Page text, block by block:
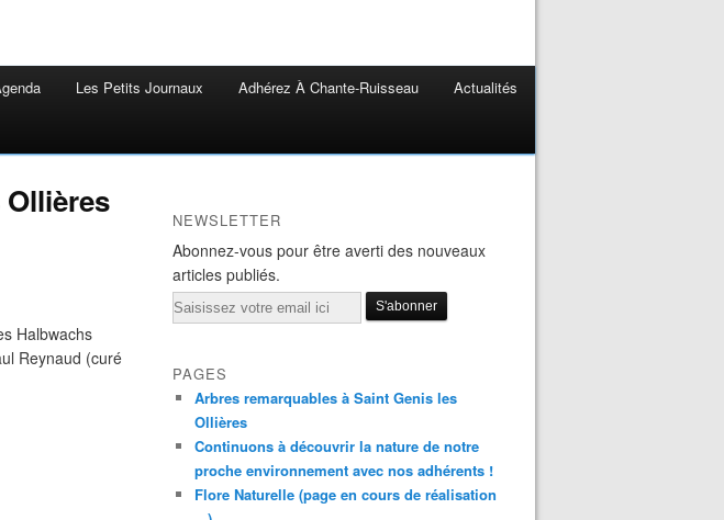
Les Petits Journaux Adhérez À Chante-Ruisseau Actualités
Ollières
Halbwachs
Reynaud (curé
NEWSLETTER
Abonnez-vous pour être averti des nouveaux
articles publiés.
Email
PAGES
Arbres remarquables à Saint Genis les
Ollières
Continuons à découvrir la nature de notre
proche environnement avec nos adhérents !
Flore Naturelle (page en cours de réalisation